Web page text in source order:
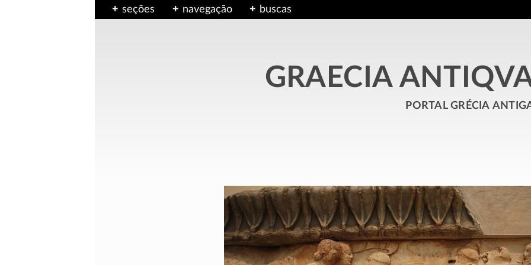
seções navegação buscas
GRAECIA
portal grécia